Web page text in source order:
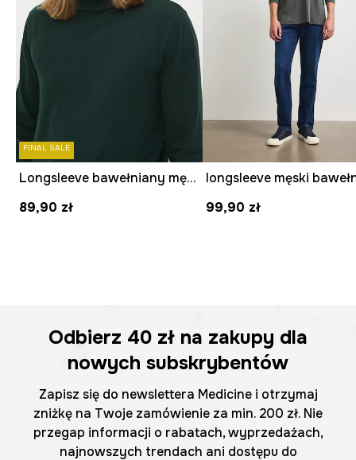
FINAL SALE
Longsleeve bawełniany męski z domieszką elastanu gładki kolor zielony
89,90 zł
99,90 zł
Odbierz 40 zł na zakupy dla
nowych subskrybentów
Zapisz się do newslettera Medicine i otrzymaj
zniżkę na Twoje zamówienie za min. 200 zł. Nie
przegap informacji o rabatach, wyprzedażach,
najnowszych trendach ani dostępu do